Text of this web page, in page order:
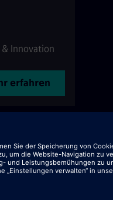
Innovation
erfahren
Mobility)